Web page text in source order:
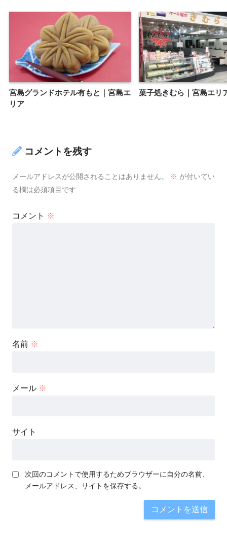
宮島グランドホテル有もと｜宮島エ
リア
菓子処きむら｜宮島エリ
コメントを残す
メールアドレスが公開されることはありません。 ※ が付いてい
る欄は必須項目です
コメント ※
名前 ※
メール ※
サイト
次回のコメントで使用するためブラウザーに自分の名前、
メールアドレス、サイトを保存する。